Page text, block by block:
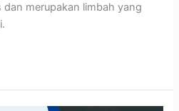
merupakan limbah yang